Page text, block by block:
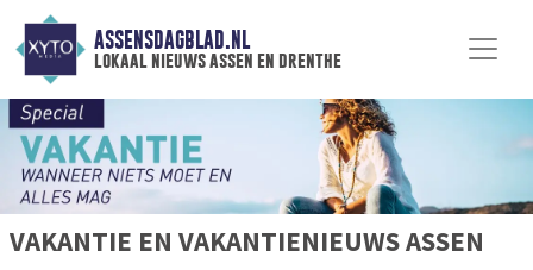
ASSENSDAGBLAD.NL
lokaal nieuws assen en drenthe
VAKANTIE EN VAKANTIENIEUWS ASSEN